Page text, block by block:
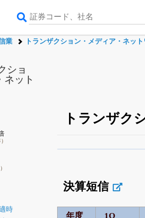
業 トランザクション・メディア・ネッ
ショ
ネット
時
トランザク
登録すると永久
決算短信
年度 1Q